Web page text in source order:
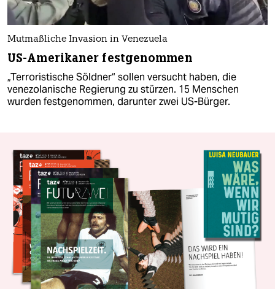
Mutmaßliche Invasion in Venezuela
US-Amerikaner festgenommen
„Terroristische Söldner“ sollen versucht haben, die
venezolanische Regierung zu stürzen. 15 Menschen
wurden festgenommen, darunter zwei US-Bürger.